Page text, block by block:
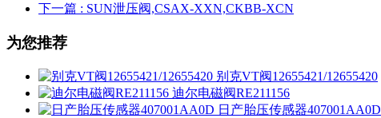
下一篇 : SUN泄压阀,CSAX-XXN,CKBB-XCN
为您推荐
别克VT阀12655421/12655420
迪尔电磁阀RE211156
日产胎压传感器407001AA0D